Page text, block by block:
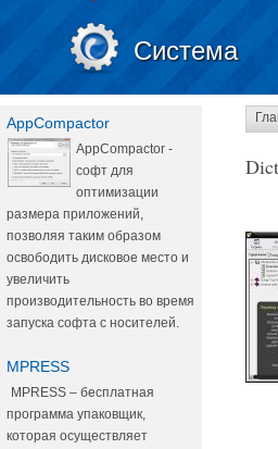
Система
AppCompactor
AppCompactor -
софт для
оптимизации
размера приложений,
позволяя таким образом
освободить дисковое место и
увеличить
производительность во время
запуска софта с носителей.
MPRESS
MPRESS – бесплатная
программа упаковщик,
которая осуществляет